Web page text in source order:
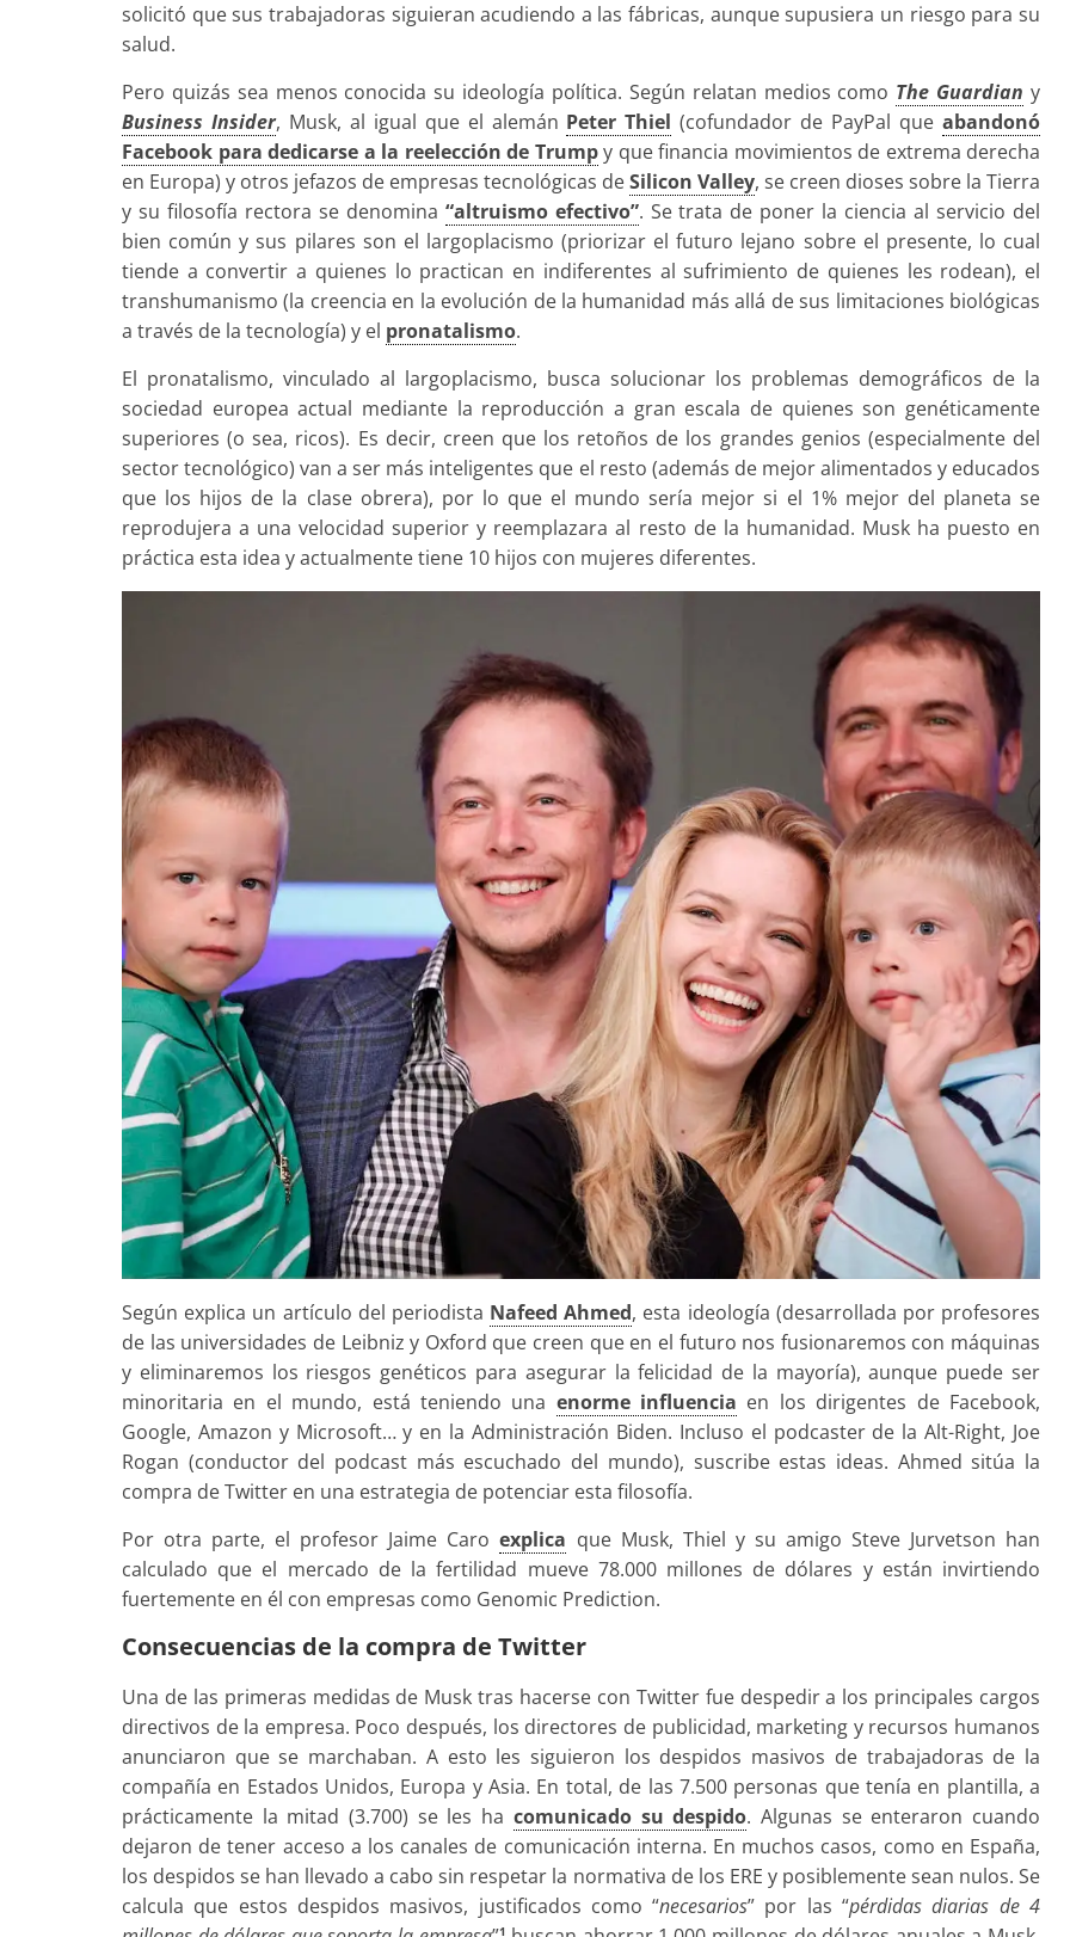
solicitó que sus trabajadoras siguieran acudiendo a las fábricas, aunque supusiera un riesgo para su
salud.
Pero quizás sea menos conocida su ideología política. Según relatan medios como The Guardian y
Business Insider, Musk, al igual que el alemán Peter Thiel (cofundador de PayPal queabandonó
Facebook para dedicarse a la reelección de Trumpy que financia movimientos de extrema derecha
en Europa) y otros jefazos de empresas tecnológicas deSilicon Valley, se creen dioses sobre la Tierra
y su filosofía rectora se denomina “altruismo efectivo”. Se trata de poner la ciencia al servicio del
bien común y sus pilares son el largoplacismo (priorizar el futuro lejano sobre el presente, lo cual
tiende a convertir a quienes lo practican en indiferentes al sufrimiento de quienes les rodean), el
transhumanismo (la creencia en la evolución de la humanidad más allá de sus limitaciones biológicas
a través de la tecnología) y el pronatalismo.
El pronatalismo, vinculado al largoplacismo, busca solucionar los problemas demográficos de la
sociedad europea actual mediante la reproducción a gran escala de quienes son genéticamente
superiores (o sea, ricos). Es decir, creen que los retoños de los grandes genios (especialmente del
sector tecnológico) van a ser más inteligentes que el resto (además de mejor alimentados y educados
que los hijos de la clase obrera), por lo que el mundo sería mejor si el 1% mejor del planeta se
reprodujera a una velocidad superior y reemplazara al resto de la humanidad. Musk ha puesto en
práctica esta idea y actualmente tiene 10 hijos con mujeres diferentes.
Según explica un artículo del periodista Nafeed Ahmed, esta ideología (desarrollada por profesores
de las universidades de Leibniz y Oxford que creen que en el futuro nos fusionaremos con máquinas
y eliminaremos los riesgos genéticos para asegurar la felicidad de la mayoría), aunque puede ser
minoritaria en el mundo, está teniendo una enorme influencia en los dirigentes de Facebook,
Google, Amazon y Microsoft… y en la Administración Biden. Incluso el podcaster de la Alt-Right, Joe
Rogan (conductor del podcast más escuchado del mundo), suscribe estas ideas. Ahmed sitúa la
compra de Twitter en una estrategia de potenciar esta filosofía.
Por otra parte, el profesor Jaime Caroexplica que Musk, Thiel y su amigo Steve Jurvetson han
calculado que el mercado de la fertilidad mueve 78.000 millones de dólares y están invirtiendo
fuertemente en él con empresas como Genomic Prediction.
Consecuencias de la compra de Twitter
Una de las primeras medidas de Musk tras hacerse con Twitter fue despedir a los principales cargos
directivos de la empresa. Poco después, los directores de publicidad, marketing y recursos humanos
anunciaron que se marchaban. A esto les siguieron los despidos masivos de trabajadoras de la
compañía en Estados Unidos, Europa y Asia. En total, de las 7.500 personas que tenía en plantilla, a
prácticamente la mitad (3.700) se les ha comunicado su despido. Algunas se enteraron cuando
dejaron de tener acceso a los canales de comunicación interna. En muchos casos, como en España,
los despidos se han llevado a cabo sin respetar la normativa de los ERE y posiblemente sean nulos. Se
calcula que estos despidos masivos, justificados como “necesarios” por las “pérdidas diarias de 4
1